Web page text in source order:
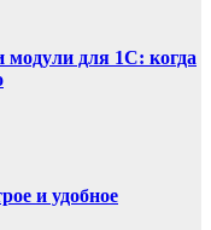
для 1С: когда
и удобное